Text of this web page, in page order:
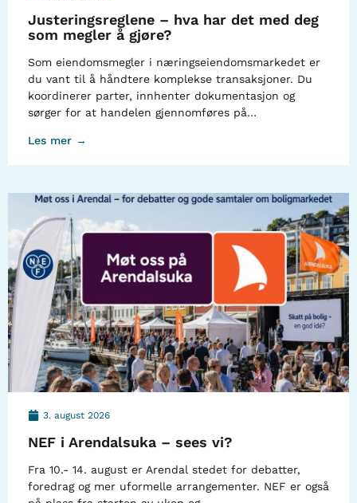
Justeringsreglene – hva har det med deg
som megler å gjøre?
Som eiendomsmegler i næringseiendomsmarkedet er
du vant til å håndtere komplekse transaksjoner. Du
koordinerer parter, innhenter dokumentasjon og
sørger for at handelen gjennomføres på…
Les mer →
3. august 2026
NEF i Arendalsuka – sees vi?
Fra 10.- 14. august er Arendal stedet for debatter,
foredrag og mer uformelle arrangementer. NEF er også